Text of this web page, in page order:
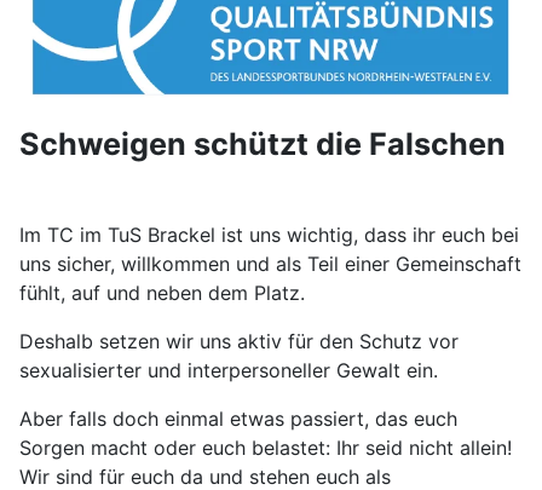
Schweigen schützt die Falschen
Im TC im TuS Brackel ist uns wichtig, dass ihr euch bei
uns sicher, willkommen und als Teil einer Gemeinschaft
fühlt, auf und neben dem Platz.
Deshalb setzen wir uns aktiv für den Schutz vor
sexualisierter und interpersoneller Gewalt ein.
Aber falls doch einmal etwas passiert, das euch
Sorgen macht oder euch belastet: Ihr seid nicht allein!
Wir sind für euch da und stehen euch als